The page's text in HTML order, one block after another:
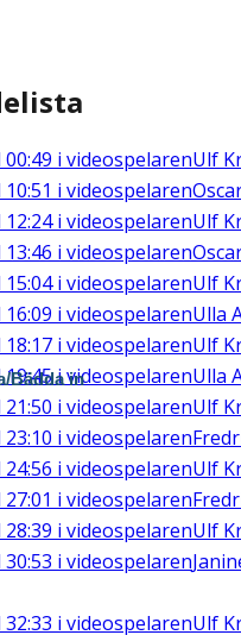
00:49 i videospelarenUlf
10:51 i videospelaren
12:24i videospelarenUlf
13:46 i videospelaren
15:04i videospelarenUlf
16:09 i videospelarenUlla
18:17 i videospelarenUlf
19:45i videospelarenUlla
21:50 i videospelarenUlf
23:10 i videospelaren
24:56 i videospelarenUlf
27:01 i videospelaren
28:39 i videospelarenUlf
30:53 i videospelaren
32:33 i videospelarenUlf
Bädda in